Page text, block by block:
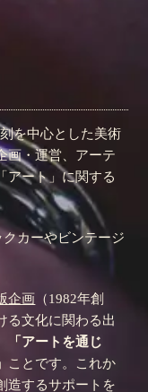
を中心とした美術
画・運営、アーテ
アート」に関する
クカーやビンテージ
企画 （1982年創
る文化に関わる出
「アートを通じ
ことです。これか
造するサポートを